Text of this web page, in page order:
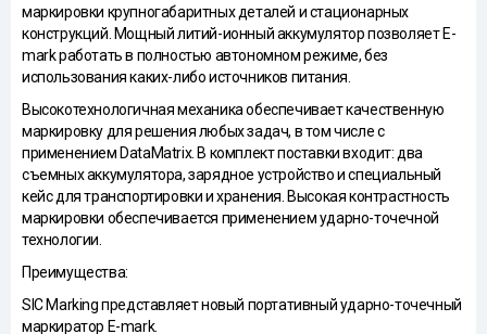
маркировки крупногабаритных деталей и стационарных
конструкций. Мощный литий-ионный аккумулятор позволяет E-
mark работать в полностью автономном режиме, без
использования каких-либо источников питания.
Высокотехнологичная механика обеспечивает качественную
маркировку для решения любых задач, в том числе с
применением DataMatrix. В комплект поставки входит: два
съемных аккумулятора, зарядное устройство и специальный
кейс для транспортировки и хранения. Высокая контрастность
маркировки обеспечивается применением ударно-точечной
технологии.
Преимущества:
SIC Marking представляет новый портативный ударно-точечный
маркиратор E-mark.